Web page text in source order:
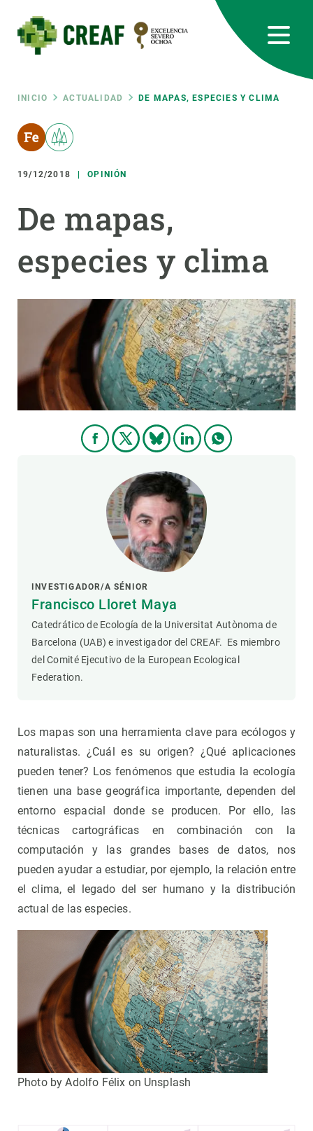
contenido
principal
Ruta
de
INICIO ACTUALIDAD DE MAPAS, ESPECIES Y CLIMA
19/12/2018 OPINIÓN
De mapas,
especies y clima
INVESTIGADOR/A SÉNIOR
Francisco Lloret Maya
Catedrático de Ecología de la Universitat Autònoma de
Barcelona (UAB) e investigador del CREAF. Es miembro
del Comité Ejecutivo de la European Ecological
Federation.
Los mapas son una herramienta clave para ecólogos y
naturalistas. ¿Cuál es su origen? ¿Qué aplicaciones
pueden tener? Los fenómenos que estudia la ecología
tienen una base geográfica importante, dependen del
entorno espacial donde se producen. Por ello, las
técnicas cartográficas en combinación con la
computación y las grandes bases de datos, nos
pueden ayudar a estudiar, por ejemplo, la relación entre
el clima, el legado del ser humano y la distribución
actual de las especies.
Photo by Adolfo Félix on Unsplash
RRSS
Featured
responsive
INTRANET
Responsive
menu
SOBRE NOSOTROS
CIENCIA EN ACCIÓN
ÚNETE A NOSOTROS
PARTICIPA
NOTICIAS Y AGENDA